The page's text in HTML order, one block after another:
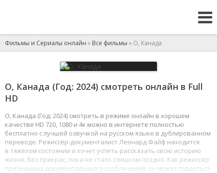
Фильмы и Сериалы онлайн » Все фильмы » О, Канада
О, Канада (Год: 2024) смотреть онлайн в Full
HD
О, Канада (Год: 2024) смотреть в режиме онлайн в хорошем
качестве HD 720, 1080 и 4к можно в интернете полностью
бесплатно с лучшей озвучкой на русском языке в дублированном
переводе. Режиссёр-документалист Леонард Файф находится
в тяжёлом состоянии и хочет успеть рассказать свою историю
жизни, без прикрас, пока не стало слишком поздно. Как режиссёр
признанных документальных разоблачений, он может гордиться